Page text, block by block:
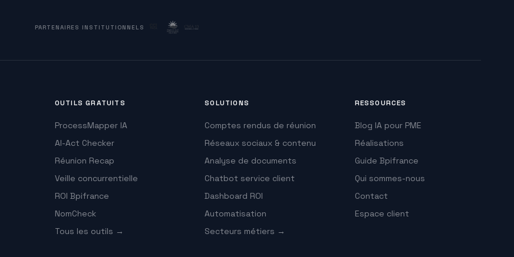
PARTENAIRES INSTITUTIONNELS
OUTILS GRATUITS
ProcessMapper IA
AI-Act Checker
Réunion Recap
Veille concurrentielle
ROI Bpifrance
NomCheck
Tous les outils →
SOLUTIONS
Comptes rendus de réunion
Réseaux sociaux & contenu
Analyse de documents
Chatbot service client
Dashboard ROI
Automatisation
Secteurs métiers →
RESSOURCES
Blog IA pour PME
Réalisations
Guide Bpifrance
Qui sommes-nous
Contact
Espace client